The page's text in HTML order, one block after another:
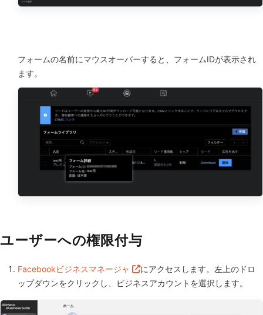
フォームの名前にマウスオーバーすると、フォームIDが表示され
ます。
ユーザーへの権限付与
Facebookビジネスマネージャ
にアクセスします。左上のドロ
ップダウンをクリックし、ビジネスアカウントを選択します。